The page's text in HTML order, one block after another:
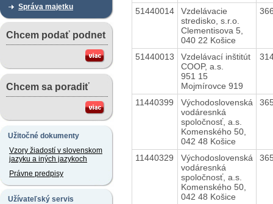
Správa majetku
Chcem podať podnet
Chcem sa poradiť
Užitočné dokumenty
Vzory žiadostí v slovenskom
jazyku a iných jazykoch
Právne predpisy
Užívateľský servis
51440014
Vzdelávacie
stredisko, s.r.o.
Clementisova 5,
040 22 Košice
51440013
Vzdelávací inštitút
COOP, a.s.
951 15
Mojmírovce 919
11440399
Východoslovenská
vodáresnká
spoločnosť, a.s.
Komenského 50,
042 48 Košice
11440329
Východoslovenská
vodáresnká
spoločnosť, a.s.
Komenského 50,
042 48 Košice